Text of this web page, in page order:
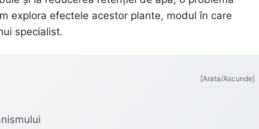
explora efectele acestor plante, modul în care
specialist.
[Arata/Ascunde]